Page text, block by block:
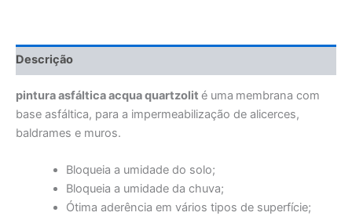
Descrição
pintura asfáltica acqua quartzolit é uma membrana com
base asfáltica, para a impermeabilização de alicerces,
baldrames e muros.
Bloqueia a umidade do solo;
Bloqueia a umidade da chuva;
Ótima aderência em vários tipos de superfície;